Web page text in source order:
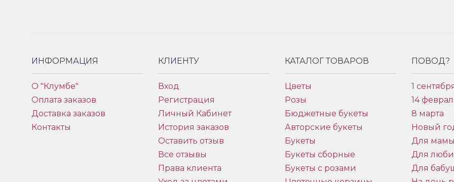
ИНФОРМАЦИЯ
О "Клумбе"
Оплата заказов
Доставка заказов
Контакты
КЛИЕНТУ
Вход
Регистрация
Личный Кабинет
История заказов
Оставить отзыв
Все отзывы
Права клиента
КАТАЛОГ ТОВАРОВ
Цветы
Розы
Бюджетные букеты
Авторские букеты
Букеты
Букеты сборные
Букеты с розами
ПОВОД?
1
14
8 марта
Новый
Для
Для
Для